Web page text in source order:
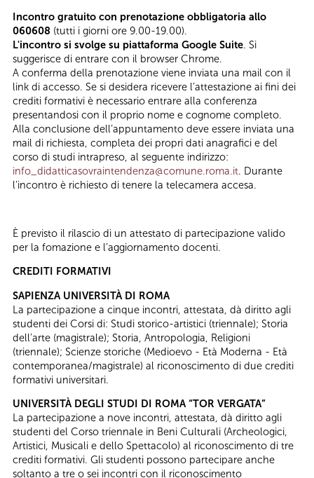
Incontro gratuito con prenotazione obbligatoria allo
060608 (tutti i giorni ore 9.00-19.00).
L'incontro si svolge su piattaforma Google Suite. Si
suggerisce di entrare con il browser Chrome.
A conferma della prenotazione viene inviata una mail con il
link di accesso. Se si desidera ricevere l’attestazione ai fini dei
crediti formativi è necessario entrare alla conferenza
presentandosi con il proprio nome e cognome completo.
Alla conclusione dell’appuntamento deve essere inviata una
mail di richiesta, completa dei propri dati anagrafici e del
corso di studi intrapreso, al seguente indirizzo:
info_didatticasovraintendenza@comune.roma.it. Durante
l’incontro è richiesto di tenere la telecamera accesa.
È previsto il rilascio di un attestato di partecipazione valido
per la fomazione e l’aggiornamento docenti.
CREDITI FORMATIVI
SAPIENZA UNIVERSITÀ DI ROMA
La partecipazione a cinque incontri, attestata, dà diritto agli
studenti dei Corsi di: Studi storico-artistici (triennale); Storia
dell’arte (magistrale); Storia, Antropologia, Religioni
(triennale); Scienze storiche (Medioevo - Età Moderna - Età
contemporanea/magistrale) al riconoscimento di due crediti
formativi universitari.
UNIVERSITÀ DEGLI STUDI DI ROMA “TOR VERGATA”
La partecipazione a nove incontri, attestata, dà diritto agli
studenti del Corso triennale in Beni Culturali (Archeologici,
Artistici, Musicali e dello Spettacolo) al riconoscimento di tre
crediti formativi. Gli studenti possono partecipare anche
soltanto a tre o sei incontri con il riconoscimento